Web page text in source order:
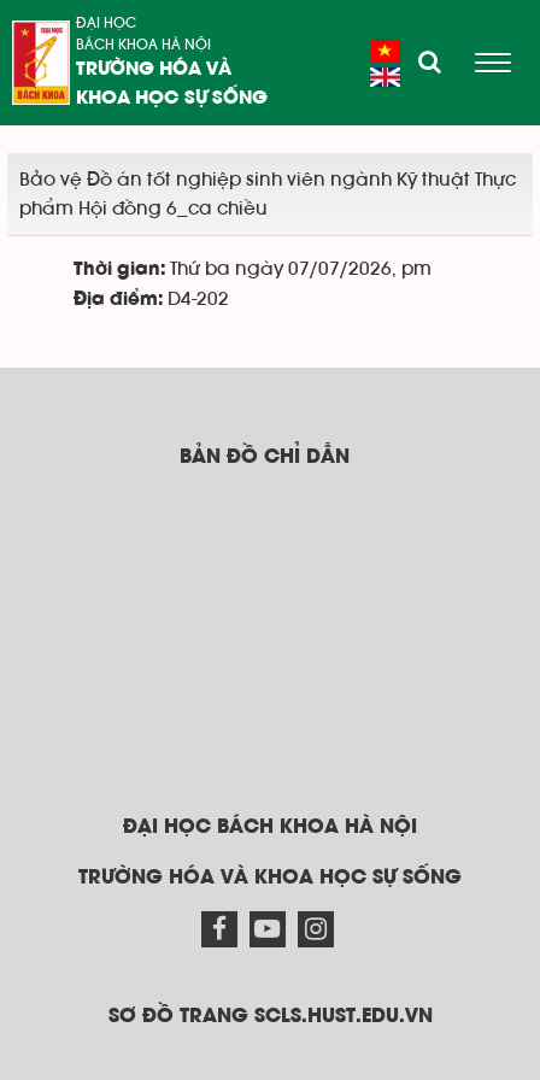
ĐẠI HỌC
BÁCH KHOA HÀ NỘI
TRƯỜNG HÓA VÀ
KHOA HỌC SỰ SỐNG
Bảo vệ Đồ án tốt nghiệp sinh viên ngành Kỹ thuật Thực
phẩm Hội đồng 6_ca chiều
Thời gian: Thứ ba ngày 07/07/2026, pm
Địa điểm: D4-202
BẢN ĐỒ CHỈ DẪN
ĐẠI HỌC BÁCH KHOA HÀ NỘI
TRƯỜNG HÓA VÀ KHOA HỌC SỰ SỐNG
SƠ ĐỒ TRANG SCLS.HUST.EDU.VN